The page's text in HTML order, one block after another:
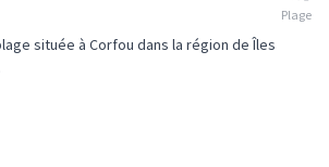
Plage
située à Corfou dans la région de Îles